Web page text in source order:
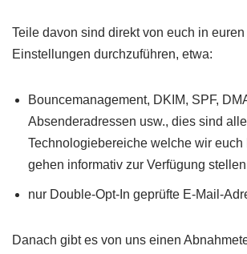
Teile davon sind direkt von euch in
Einstellungen durchzuführen, etwa:
Bouncemanagement, DKIM, SPF,
Absenderadressen usw., dies sind
Technologiebereiche welche wir euch
gehen informativ zur Verfügung
nur Double-Opt-In geprüfte E-Mail-
Danach gibt es von uns einen